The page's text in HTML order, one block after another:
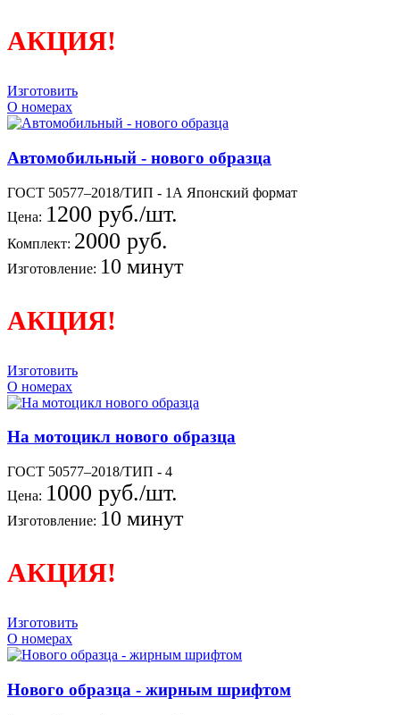
АКЦИЯ!
Изготовить
О номерах
Автомобильный - нового образца
ГОСТ 50577–2018/ТИП - 1А Японский формат
Цена: 1200 руб./шт.
Комплект: 2000 руб.
Изготовление: 10 минут
АКЦИЯ!
Изготовить
О номерах
На мотоцикл нового образца
ГОСТ 50577–2018/ТИП - 4
Цена: 1000 руб./шт.
Изготовление: 10 минут
АКЦИЯ!
Изготовить
О номерах
Нового образца - жирным шрифтом